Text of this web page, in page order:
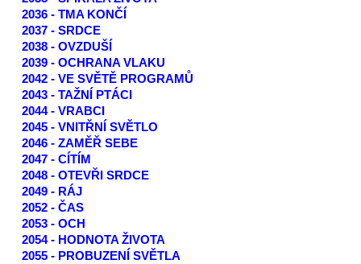
2036 - TMA KONČÍ
2037 - SRDCE
2038 - OVZDUŠÍ
2039 - OCHRANA VLAKU
2042 - VE SVĚTĚ PROGRAMŮ
2043 - TAŽNÍ PTÁCI
2044 - VRABCI
2045 - VNITŘNÍ SVĚTLO
2046 - ZAMĚŘ SEBE
2047 - CÍTÍM
2048 - OTEVŘI SRDCE
2049 - RÁJ
2052 - ČAS
2053 - OCH
2054 - HODNOTA ŽIVOTA
2055 - PROBUZENÍ SVĚTLA